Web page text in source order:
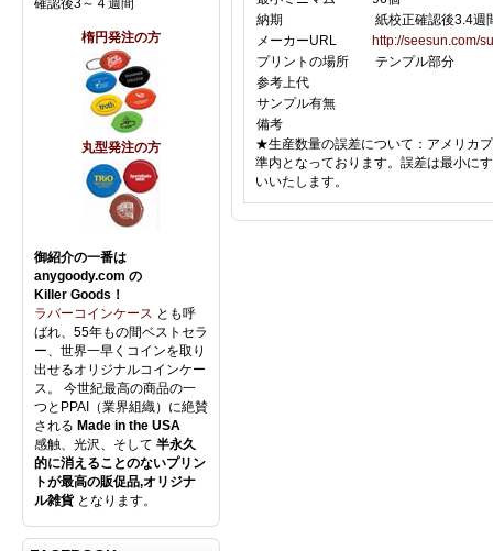
楕円発注の方
丸型発注の方
御紹介の一番は
anygoody.com の
Killer Goods！
ラバーコインケース とも呼
ばれ、55年もの間ベストセラ
ー、世界一早くコインを取り
出せるオリジナルコインケー
ス。 今世紀最高の商品の一
つとPPAI（業界組織）に絶賛
される Made in the USA
感触、光沢、そして 半永久
的に消えることのないプリン
トが最高の販促品,オリジナ
ル雑貨 となります。
納期
紙校正確認後3.4週
メーカーURL
http://seesun.com/
プリントの場所
テンプル部分
参考上代
サンプル有無
備考
★生産数量の誤差について：アメリカ
準内となっております。誤差は最小に
いいたします。